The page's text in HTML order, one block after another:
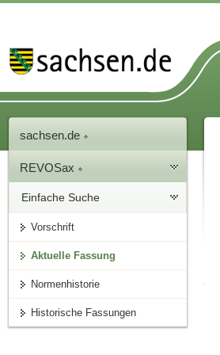
sachsen.de
REVOSax
Einfache Suche
Vorschrift
Aktuelle Fassung
Normenhistorie
Historische Fassungen